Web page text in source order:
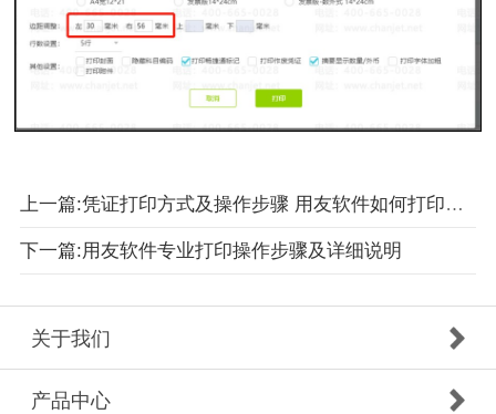
上一篇:凭证打印方式及操作步骤 用友软件如何打印凭证
下一篇:用友软件专业打印操作步骤及详细说明
关于我们
产品中心